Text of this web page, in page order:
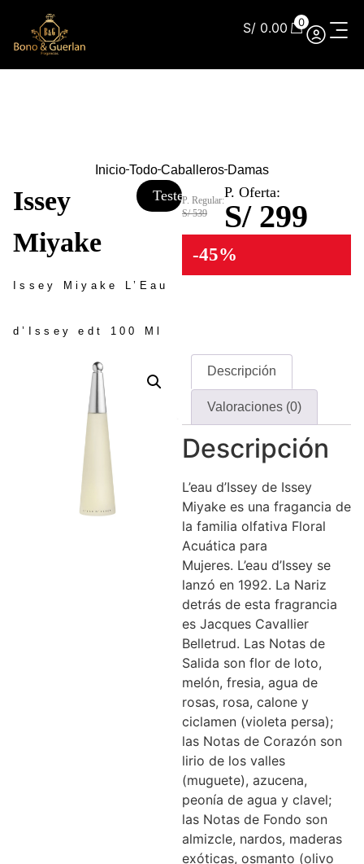
S/ 0.00 0
Inicio Todo Caballeros Damas
Issey
Miyake
Tester
Issey Miyake L’Eau
d’Issey edt 100 Ml
P. Regular:
S/ 539
P. Oferta:
S/ 299
-45%
Descripción
Valoraciones (0)
Descripción
L’eau d’Issey de Issey
Miyake es una fragancia de
la familia olfativa Floral
Acuática para
Mujeres. L’eau d’Issey se
lanzó en 1992. La Nariz
detrás de esta fragrancia
es Jacques Cavallier
Belletrud. Las Notas de
Salida son flor de loto,
melón, fresia, agua de
rosas, rosa, calone y
ciclamen (violeta persa);
las Notas de Corazón son
lirio de los valles
(muguete), azucena,
peonía de agua y clavel;
las Notas de Fondo son
almizcle, nardos, maderas
exóticas, osmanto (olivo